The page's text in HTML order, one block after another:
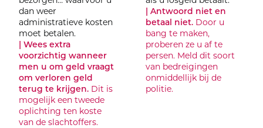
dan weer
administratieve kosten
moet betalen.
| Wees extra
voorzichtig wanneer
men u om geld vraagt
om verloren geld
terug te krijgen. Dit is
mogelijk een tweede
oplichting ten koste
van de slachtoffers.
| Antwoord niet en
betaal niet. Door u
bang te maken,
proberen ze u af te
persen. Meld dit soort
van bedreigingen
onmiddellijk bij de
politie.